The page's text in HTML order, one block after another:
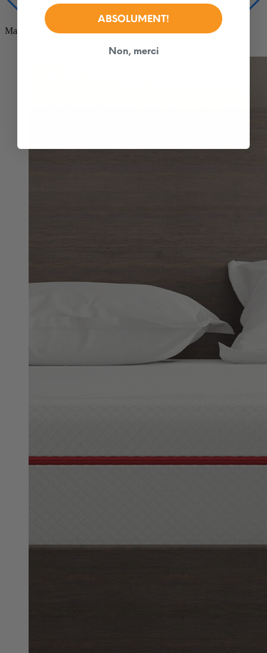
1 149 $ +
Matelas pour VR
Douglas Original pour VR Meilleur vendeur
ABSOLUMENT!
Non, merci